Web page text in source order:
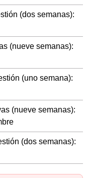
(dos semanas):
(nueve semanas):
(uno semana):
(nueve semanas):
(dos semanas):